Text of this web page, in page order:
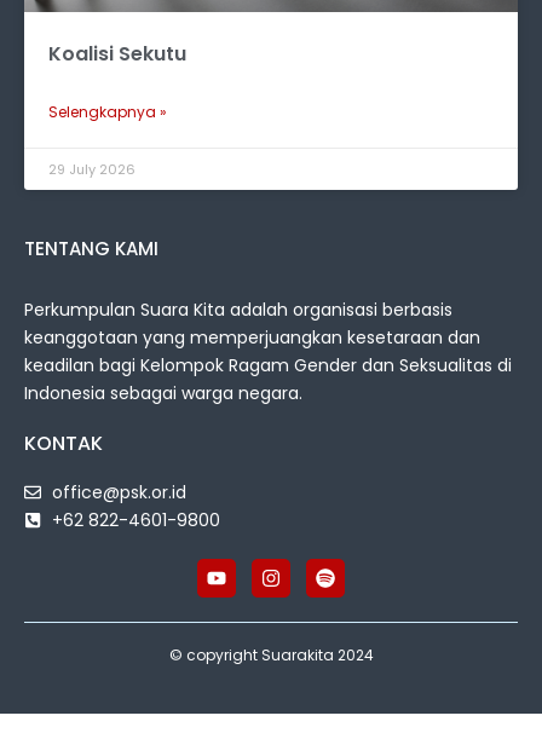
Koalisi Sekutu
Selengkapnya »
29 July 2026
TENTANG KAMI
Perkumpulan Suara Kita adalah organisasi berbasis
keanggotaan yang memperjuangkan kesetaraan dan
keadilan bagi Kelompok Ragam Gender dan Seksualitas di
Indonesia sebagai warga negara.
KONTAK
office@psk.or.id
+62 822-4601-9800
© copyright Suarakita 2024